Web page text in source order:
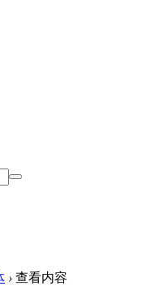
› 查看内容